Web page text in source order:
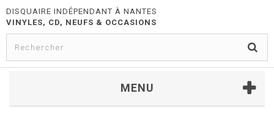
DISQUAIRE INDÉPENDANT À NANTES
VINYLES, CD, NEUFS & OCCASIONS
MENU